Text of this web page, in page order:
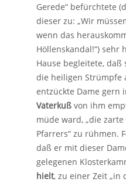
Gerede“ befürchtete
dieser zu: „Wir
wenn das
Höllenskandal!“) sehr
Hause begleitete,
die heiligen Strümpfe
entzückte Dame gern
Vaterkuß von ihm
müde ward, „die
Pfarrers“ zu rühmen.
daß er mit dieser
gelegenen
hielt, zu einer Zeit „in